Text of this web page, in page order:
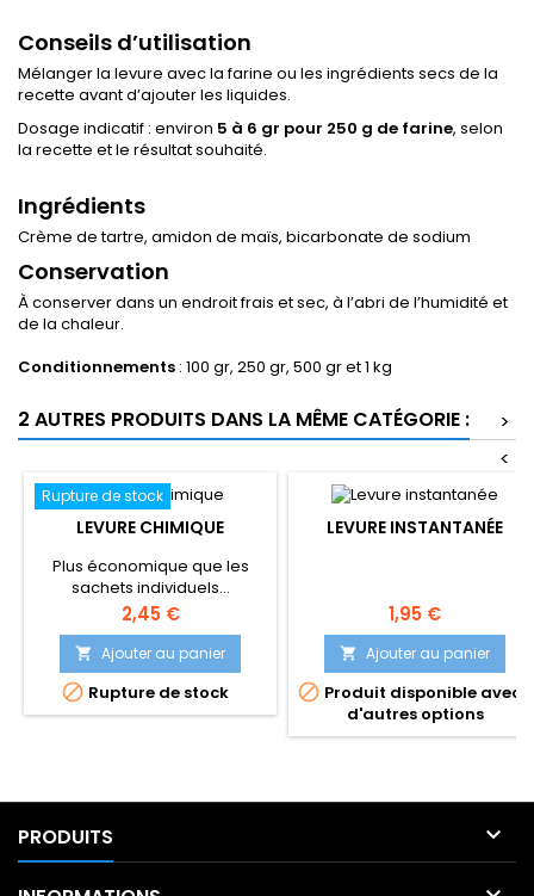
Conseils d’utilisation
Mélanger la levure avec la farine ou les ingrédients secs de la
recette avant d’ajouter les liquides.
Dosage indicatif : environ 5 à 6 gr pour 250 g de farine, selon
la recette et le résultat souhaité.
Ingrédients
Crème de tartre, amidon de maïs, bicarbonate de sodium
Conservation
À conserver dans un endroit frais et sec, à l’abri de l’humidité et
de la chaleur.
Conditionnements : 100 gr, 250 gr, 500 gr et 1 kg
2 AUTRES PRODUITS DANS LA MÊME CATÉGORIE :
>
<
Rupture de stock
LEVURE CHIMIQUE
Plus économique que les
sachets individuels...
Prix
2,45 €
 Ajouter au panier
 Rupture de stock
LEVURE INSTANTANÉE
Prix
1,95 €
 Ajouter au panier
 Produit disponible avec
d'autres options
PRODUITS 